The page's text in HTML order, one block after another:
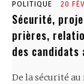
POLITIQUE 20
Sécurité,
prières,
des candidats
De la sécurité au